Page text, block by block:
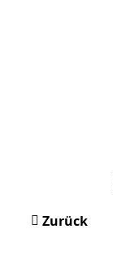
Zurück